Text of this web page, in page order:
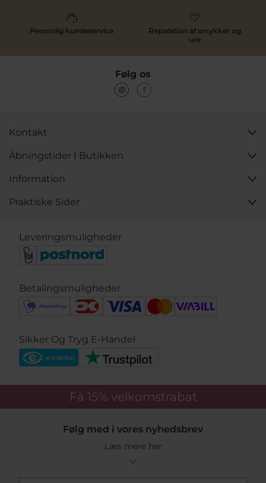
Personlig kundeservice
Reparation af smykker og
ure
Følg os
Kontakt
Åbningstider I Butikken
Information
Praktiske Sider
Leveringsmuligheder
Betalingsmuligheder
Sikker Og Tryg E-Handel
Få 15% velkomstrabat
Følg med i vores nyhedsbrev
Læs mere her